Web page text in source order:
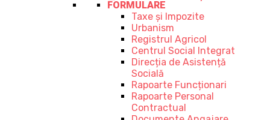
FORMULARE
Taxe și Impozite
Urbanism
Registrul Agricol
Centrul Social Integrat
Direcția de Asistență
Socială
Rapoarte Funcționari
Rapoarte Personal
Contractual